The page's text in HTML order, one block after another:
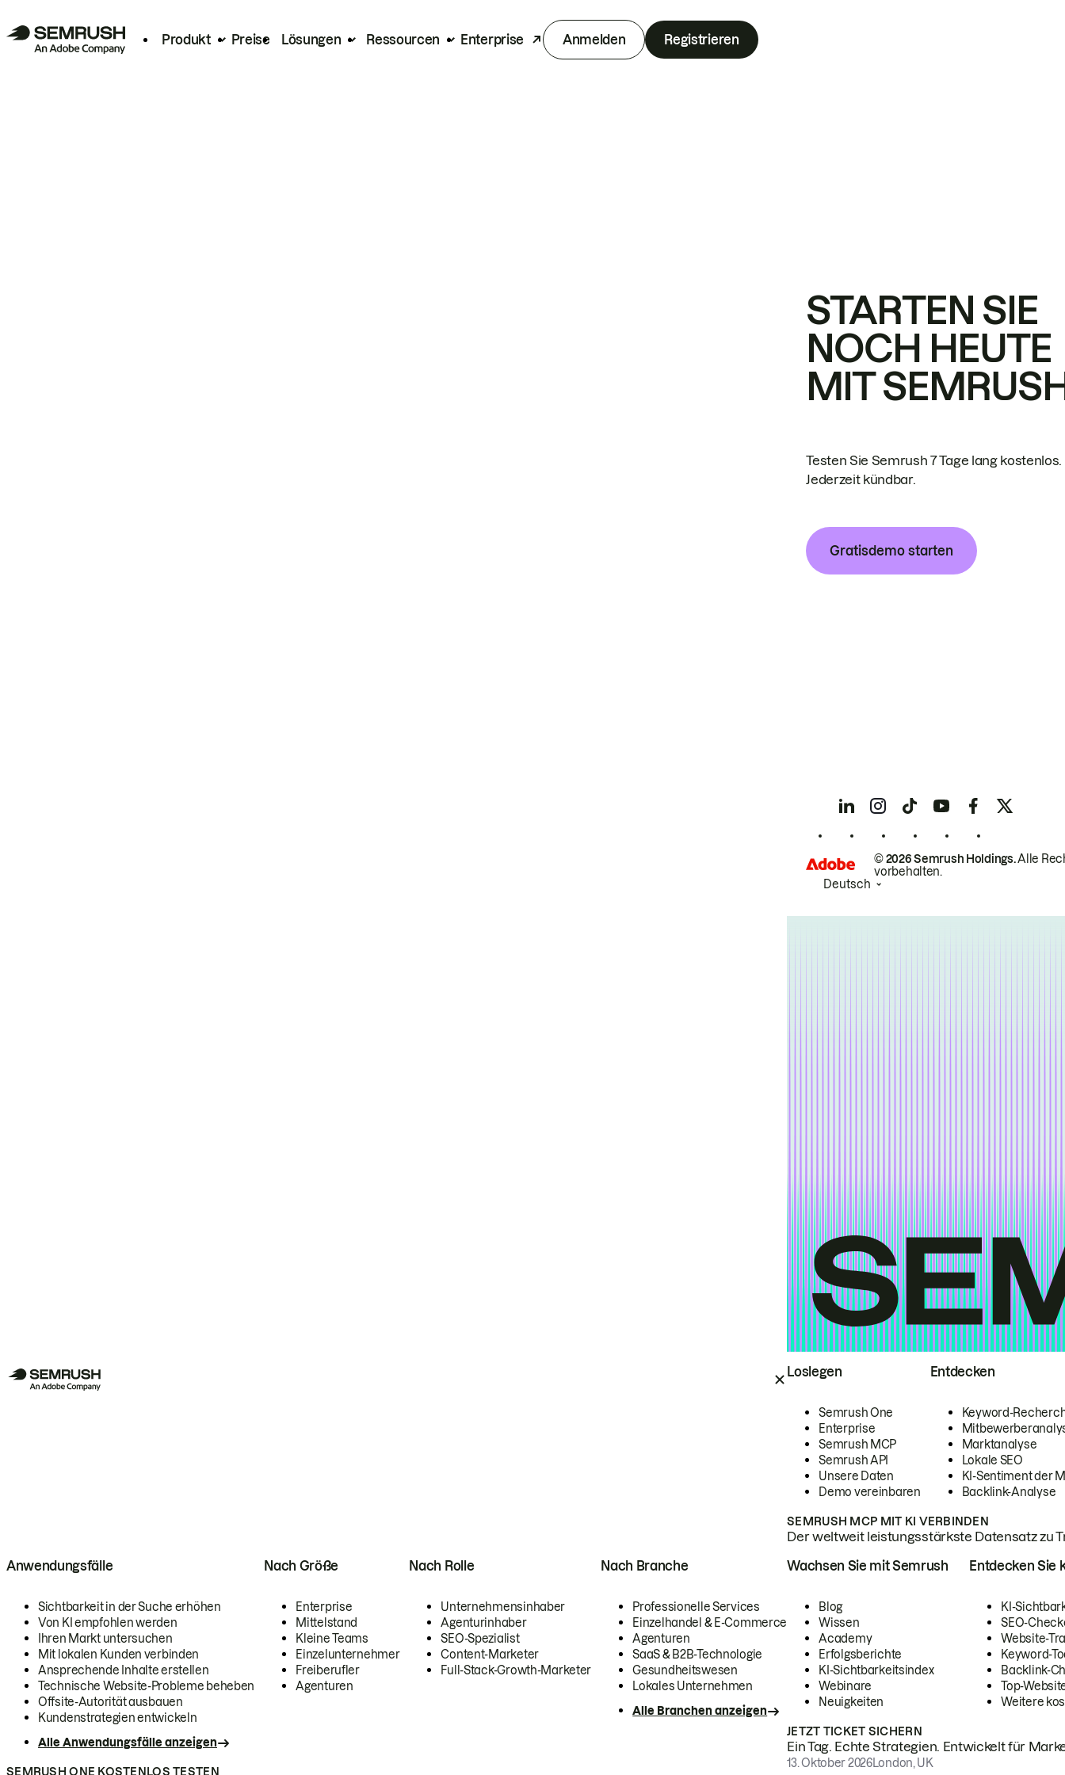
Produkt Preise Lösungen Ressourcen Enterprise Anmelden Registrieren
Loslegen
Semrush One
Enterprise
Semrush MCP
Semrush API
Unsere Daten
Demo vereinbaren
Entdecken
Keyword-
Marktanalyse
Lokale SEO
KI-Sentiment der
Backlink-Analyse
SEMRUSH MCP MIT KI VERBINDEN
Der weltweit leistungsstärkste Datensatz zu
Anwendungsfälle
Sichtbarkeit in der Suche erhöhen
Von KI empfohlen werden
Ihren Markt untersuchen
Mit lokalen Kunden verbinden
Ansprechende Inhalte erstellen
Technische Website-Probleme beheben
Offsite-Autorität ausbauen
Kundenstrategien entwickeln
Alle Anwendungsfälle anzeigen
Nach Größe
Enterprise
Mittelstand
Kleine Teams
Einzelunternehmer
Freiberufler
Agenturen
Nach Rolle
Unternehmensinhaber
Agenturinhaber
SEO-Spezialist
Content-Marketer
Full-Stack-Growth-Marketer
Nach Branche
Professionelle Services
Einzelhandel & E-Commerce
Agenturen
SaaS & B2B-Technologie
Gesundheitswesen
Lokales Unternehmen
Alle Branchen anzeigen
SEMRUSH ONE KOSTENLOS TESTEN
Wachsen Sie mit Semrush
Blog
Wissen
Academy
Erfolgsberichte
KI-Sichtbarkeitsindex
Webinare
Neuigkeiten
Entdecken Sie
KI-
SEO-
Website-
Keyword-
Backlink-
Top-
Weitere
JETZT TICKET SICHERN
Ein Tag. Echte Strategien. Entwickelt für
13. Oktober 2026London, UK
STARTEN SIE
NOCH HEUTE
MIT
Testen Sie Semrush 7 Tage lang kostenlos.
Jederzeit kündbar.
Gratisdemo starten
© 2026 Semrush Holdings.Alle
vorbehalten.
Deutsch